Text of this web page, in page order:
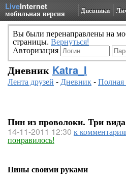
LiveInternet
мобильная версия Дневники
Вы были перенаправлены на
страницы. Вернуться!
Авторизация
Дневник Katra_I
Лента друзей -Дневник-Полная
Пин из проволоки. Три вида
14-11-2011 12:30 к
понравилось!
Пины своими руками